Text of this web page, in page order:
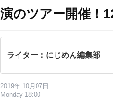
演のツアー開催！
ライター：にじめん編集部
2019年 10月07日
Monday 18:00